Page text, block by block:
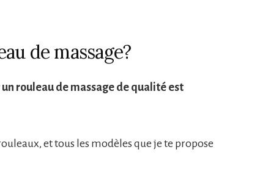
de massage?
rouleau de massage de qualité est
et tous les modèles que je te propose